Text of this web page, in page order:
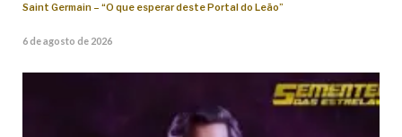
Saint Germain – “O que esperar deste Portal do Leão”
6 de agosto de 2026